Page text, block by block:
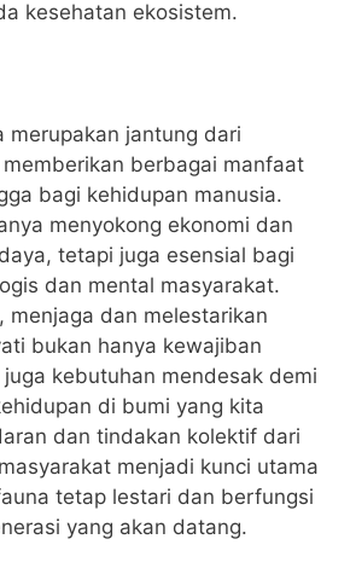
kesehatan ekosistem.
merupakan jantung dari
berbagai manfaat
bagi kehidupan manusia.
menyokong ekonomi dan
tetapi juga esensial bagi
dan mental masyarakat.
menjaga dan melestarikan
bukan hanya kewajiban
kebutuhan mendesak demi
di bumi yang kita
dan tindakan kolektif dari
menjadi kunci utama
tetap lestari dan berfungsi
yang akan datang.